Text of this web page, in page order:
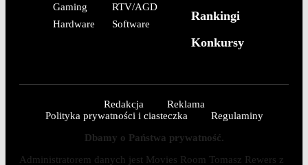
Gaming
Hardware
RTV/AGD
Software
Rankingi
Konkursy
Redakcja
Reklama
Polityka prywatności i ciasteczka
Regulaminy
Dbamy o Państwa prywatność.
Administratorem danych jest Movies Room Tomasz Rewers z